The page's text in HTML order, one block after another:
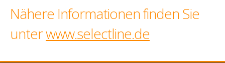
Nähere Informationen finden Sie
unterwww.selectline.de